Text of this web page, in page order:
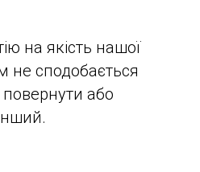
на якість нашої
не сподобається
або